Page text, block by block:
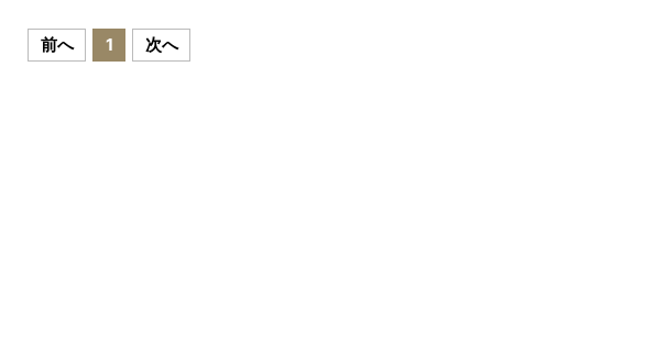
ス 手造り お取り寄せ 豪華
贅沢 贈答品 朝食 熊本県 阿
前へ 1 次へ